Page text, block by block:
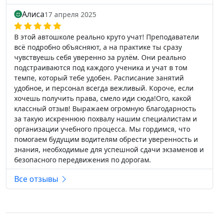
Алиса17 апреля 2025
В этой автошколе реально круто учат! Преподаватели
всё подробно объясняют, а на практике ты сразу
чувствуешь себя уверенно за рулём. Они реально
подстраиваются под каждого ученика и учат в том
темпе, который тебе удобен. Расписание занятий
удобное, и персонал всегда вежливый. Короче, если
хочешь получить права, смело иди сюда!Ого, какой
классный отзыв! Выражаем огромную благодарность
за такую искреннюю похвалу нашим специалистам и
организации учебного процесса. Мы гордимся, что
помогаем будущим водителям обрести уверенность и
знания, необходимые для успешной сдачи экзаменов и
безопасного передвижения по дорогам.
Все отзывы